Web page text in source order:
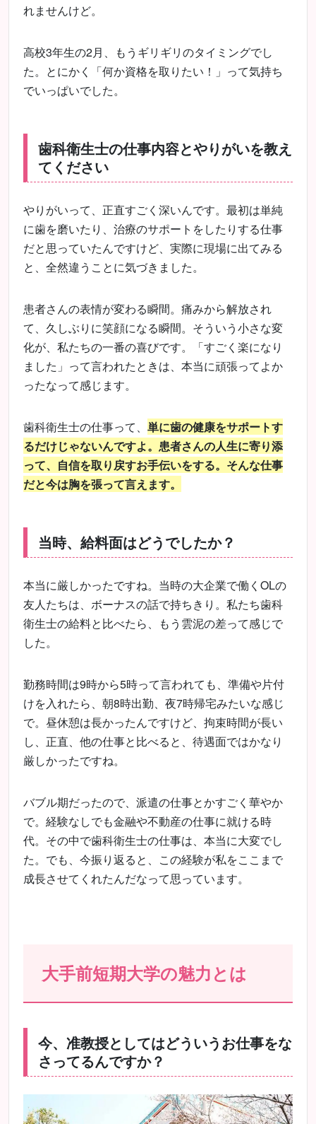
れませんけど。
高校3年生の2月、もうギリギリのタイミングでし
た。とにかく「何か資格を取りたい！」って気持ち
でいっぱいでした。
歯科衛生士の仕事内容とやりがいを教え
てください
やりがいって、正直すごく深いんです。最初は単純
に歯を磨いたり、治療のサポートをしたりする仕事
だと思っていたんですけど、実際に現場に出てみる
と、全然違うことに気づきました。
患者さんの表情が変わる瞬間。痛みから解放され
て、久しぶりに笑顔になる瞬間。そういう小さな変
化が、私たちの一番の喜びです。「すごく楽になり
ました」って言われたときは、本当に頑張ってよか
ったなって感じます。
歯科衛生士の仕事って、 単に歯の健康をサポートす
るだけじゃないんですよ。患者さんの人生に寄り添
って、自信を取り戻すお手伝いをする。そんな仕事
だと今は胸を張って言えます。
当時、給料面はどうでしたか？
本当に厳しかったですね。当時の大企業で働くOLの
友人たちは、ボーナスの話で持ちきり。私たち歯科
衛生士の給料と比べたら、もう雲泥の差って感じで
した。
勤務時間は9時から5時って言われても、準備や片付
けを入れたら、朝8時出勤、夜7時帰宅みたいな感じ
で。昼休憩は長かったんですけど、拘束時間が長い
し、正直、他の仕事と比べると、待遇面ではかなり
厳しかったですね。
バブル期だったので、派遣の仕事とかすごく華やか
で。経験なしでも金融や不動産の仕事に就ける時
代。その中で歯科衛生士の仕事は、本当に大変でし
た。でも、今振り返ると、この経験が私をここまで
成長させてくれたんだなって思っています。
大手前短期大学の魅力とは
今、准教授としてはどういうお仕事をな
さってるんですか？